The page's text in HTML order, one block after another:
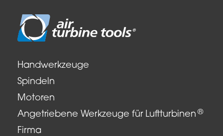
Handwerkzeuge
Spindeln
Motoren
Angetriebene Werkzeuge für Luftturbinen ®
Firma